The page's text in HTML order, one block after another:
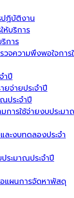
ฏิบัติงาน
ห้บริการ
การ
วจความพึงพอใจการ
ำปี
จ่ายประจำปี
ประจำปี
การใช้จ่ายงบประม
ละงบทดลองประจำ
ระมาณประจำปี
แผนการจัดหาพัสดุ